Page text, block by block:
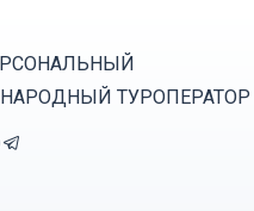
ТУРОПЕРАТОР